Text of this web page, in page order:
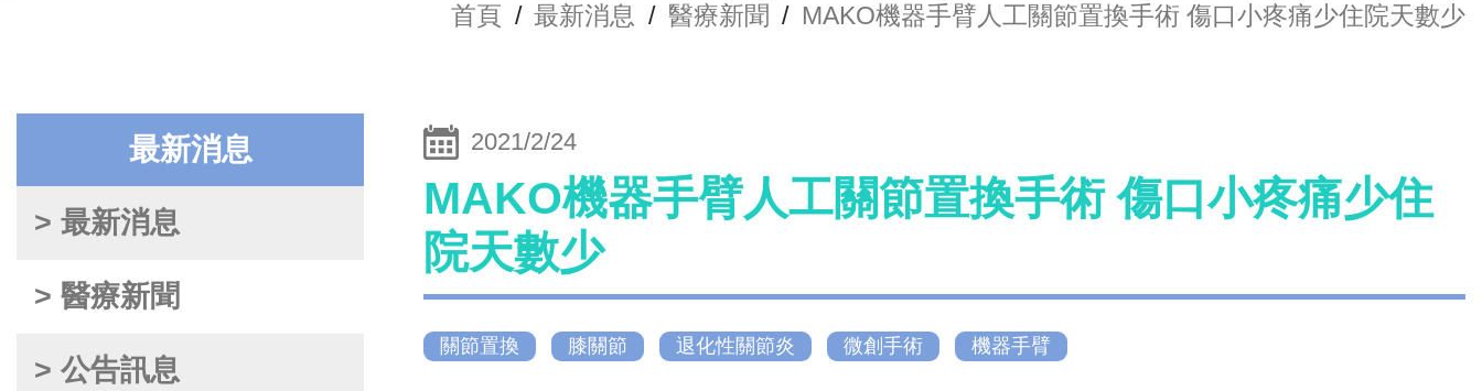
首頁 / 最新消息 / 醫療新聞 / MAKO機器手臂人工關節置換手術 傷口小疼痛少住院天數少
最新消息
> 最新消息
> 醫療新聞
> 公告訊息
2021/2/24
MAKO機器手臂人工關節置換手術 傷口小疼痛少住
院天數少
關節置換 膝關節 退化性關節炎 微創手術 機器手臂